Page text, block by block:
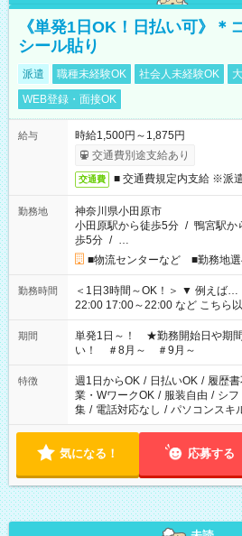
《単発1日OK！日払い可》＊
シール貼り
派遣 職種未経験OK 社会人未経験OK
WEB登録・面接OK
給与
時給1,500円～1,875円
交通費別途支給あり
交通費 ■ 交通費規定内支給 ※派
勤務地
神奈川県小田原市
小田原駅から徒歩5分 / 鴨宮駅か
歩5分 / …
■物流センターなど ■勤務地
勤務時間
＜1日3時間～OK！＞ ▼ 例えば… ▼ 15:00～18:00 15:00～
22:00 17:00～22:00 など こちら以外の時間もお気軽にご相談く
ださい！
期間
単発1日～！ ★勤務開始日や期間
い！ ＃8月～ ＃9月～
特徴 週1日からOK / 日払いOK / 履歴
業・WワークOK / 服装自由 / シフ
集 / 電話対応なし / パソコンスキ
気になる！ 応募する